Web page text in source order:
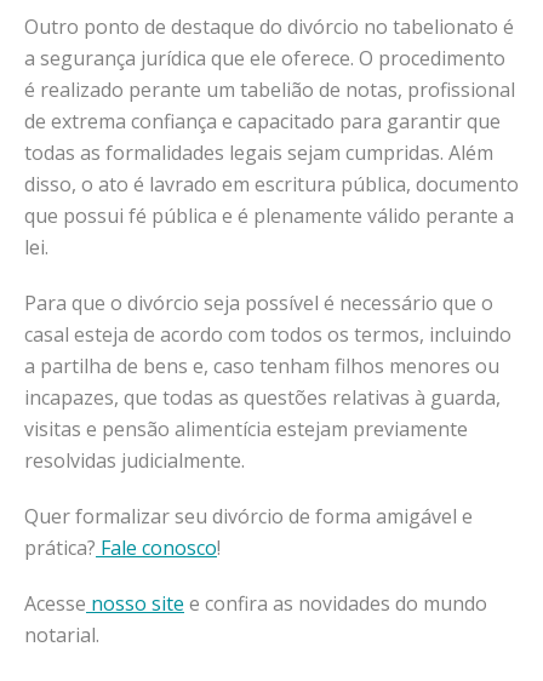
Outro ponto de destaque do divórcio no tabelionato é
a segurança jurídica que ele oferece. O procedimento
é realizado perante um tabelião de notas, profissional
de extrema confiança e capacitado para garantir que
todas as formalidades legais sejam cumpridas. Além
disso, o ato é lavrado em escritura pública, documento
que possui fé pública e é plenamente válido perante a
lei.
Para que o divórcio seja possível é necessário que o
casal esteja de acordo com todos os termos, incluindo
a partilha de bens e, caso tenham filhos menores ou
incapazes, que todas as questões relativas à guarda,
visitas e pensão alimentícia estejam previamente
resolvidas judicialmente.
Quer formalizar seu divórcio de forma amigável e
prática? Fale conosco!
Acesse nosso site e confira as novidades do mundo
notarial.